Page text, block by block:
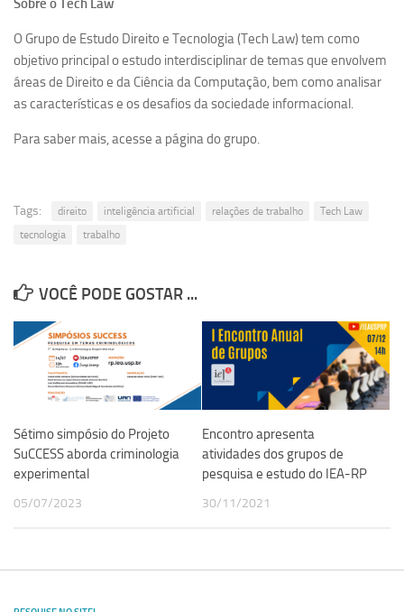
Espaço Cultural
Contato
Newsletter
Sobre o Tech Law
O Grupo de Estudo Direito e Tecnologia (Tech Law) tem como
objetivo principal o estudo interdisciplinar de temas que envolvem
áreas de Direito e da Ciência da Computação, bem como analisar
as características e os desafios da sociedade informacional.
Para saber mais, acesse a página do grupo.
Tags: direito inteligência artificial relações de trabalho
Tech Law
tecnologia
trabalho
VOCÊ PODE GOSTAR ...
Sétimo simpósio do Projeto
SuCCESS aborda criminologia
experimental
05/07/2023
Encontro apresenta
atividades dos grupos de
pesquisa e estudo do IEA-RP
30/11/2021